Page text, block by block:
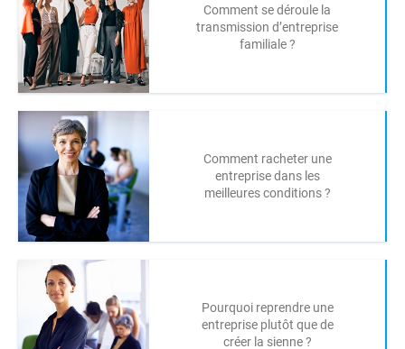
Comment se déroule la
transmission d’entreprise
familiale ?
Comment racheter une
entreprise dans les
meilleures conditions ?
Pourquoi reprendre une
entreprise plutôt que de
créer la sienne ?